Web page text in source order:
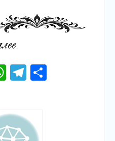
WhatsApp
Telegram